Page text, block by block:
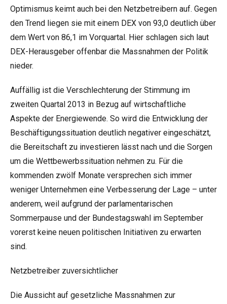
Optimismus keimt auch bei den Netzbetreibern auf. Gegen
den Trend liegen sie mit einem DEX von 93,0 deutlich über
dem Wert von 86,1 im Vorquartal. Hier schlagen sich laut
DEX-Herausgeber offenbar die Massnahmen der Politik
nieder.
Auffällig ist die Verschlechterung der Stimmung im
zweiten Quartal 2013 in Bezug auf wirtschaftliche
Aspekte der Energiewende. So wird die Entwicklung der
Beschäftigungssituation deutlich negativer eingeschätzt,
die Bereitschaft zu investieren lässt nach und die Sorgen
um die Wettbewerbssituation nehmen zu. Für die
kommenden zwölf Monate versprechen sich immer
weniger Unternehmen eine Verbesserung der Lage – unter
anderem, weil aufgrund der parlamentarischen
Sommerpause und der Bundestagswahl im September
vorerst keine neuen politischen Initiativen zu erwarten
sind.
Netzbetreiber zuversichtlicher
Die Aussicht auf gesetzliche Massnahmen zur